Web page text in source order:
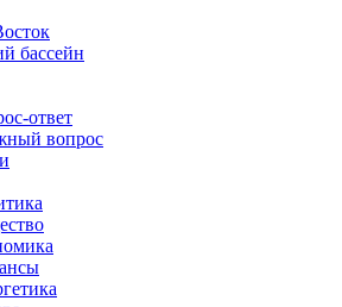
бассейн
ответ
вопрос